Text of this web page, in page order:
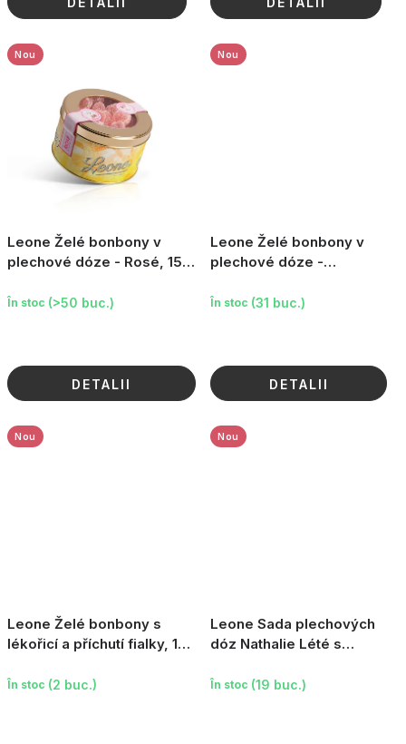
Leone Želé bonbony v
plechové dóze - Rosé, 150
Nou
În stoc (>50 buc.)
DETALII
Leone Želé bonbony v
plechové dóze -
Nou
În stoc (31 buc.)
DETALII
Leone Želé bonbony s
lékořicí a příchutí fialky, 150
Nou
În stoc (2 buc.)
Leone Sada plechových
dóz Nathalie Lété s
3×30g
Nou
În stoc (19 buc.)